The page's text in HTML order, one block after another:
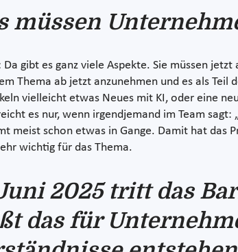
müssen
gibt es ganz viele Aspekte. Sie müssen
Thema ab jetzt anzunehmen und es als
vielleicht etwas Neues mit KI, oder eine
es nur, wenn irgendjemand im Team
meist schon etwas in Gange. Damit hat das
wichtig für das Thema.
2025 tritt das
das für